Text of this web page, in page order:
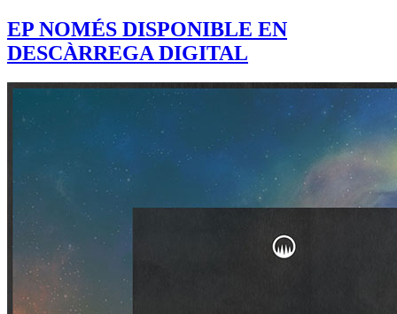
EP NOMÉS DISPONIBLE EN
DESCÀRREGA DIGITAL